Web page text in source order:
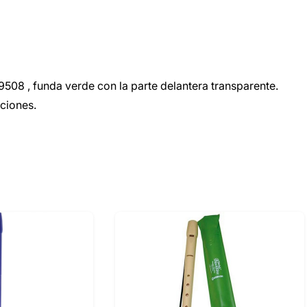
, funda verde con la parte delantera transparente.